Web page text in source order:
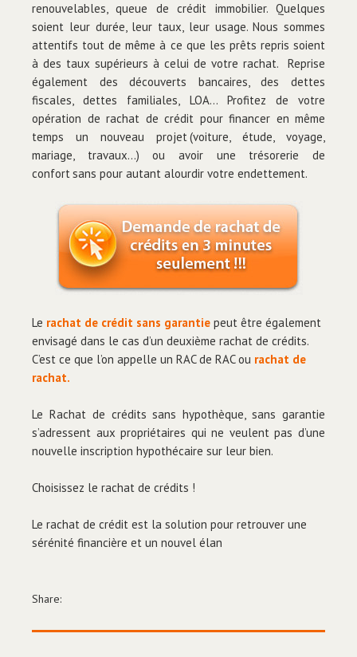
renouvelables, queue de crédit immobilier. Quelques
soient leur durée, leur taux, leur usage. Nous sommes
attentifs tout de même à ce que les prêts repris soient
à des taux supérieurs à celui de votre rachat. Reprise
également des découverts bancaires, des dettes
fiscales, dettes familiales, LOA… Profitez de votre
opération de rachat de crédit pour financer en même
temps un nouveau projet(voiture, étude, voyage,
mariage, travaux…) ou avoir une trésorerie de
confortsans pour autant alourdir votre endettement.
Le rachat de crédit sans garantie peut être également
envisagé dans le cas d’un deuxième rachat de crédits.
C’est ce que l’on appelle un RAC de RAC ou rachat de
rachat.
Le Rachat de crédits sans hypothèque, sans garantie
s’adressent aux propriétaires qui ne veulent pas d’une
nouvelle inscription hypothécaire sur leur bien.
Choisissez le rachat de crédits !
Le rachat de crédit est la solution pour retrouver une
sérénité financière et un nouvel élan
Share: